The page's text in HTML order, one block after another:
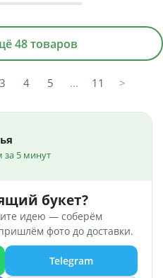
48 товаров
3 4 5 ... 11 >
за 5 минут
букет?
идею — соберём
фото до доставки.
Telegram